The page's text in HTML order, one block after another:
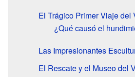
El Trágico Primer Viaje del
¿Qué causó el
Las Impresionantes
El Rescate y el Museo del